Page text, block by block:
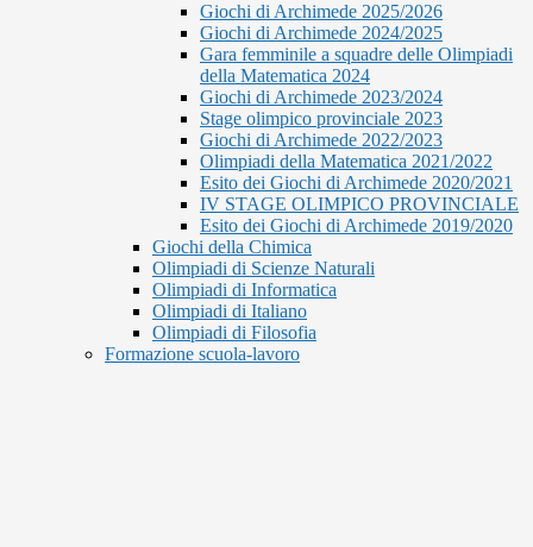
Giochi di Archimede 2025/2026
Giochi di Archimede 2024/2025
Gara femminile a squadre delle Olimpiadi
della Matematica 2024
Giochi di Archimede 2023/2024
Stage olimpico provinciale 2023
Giochi di Archimede 2022/2023
Olimpiadi della Matematica 2021/2022
Esito dei Giochi di Archimede 2020/2021
IV STAGE OLIMPICO PROVINCIALE
Esito dei Giochi di Archimede 2019/2020
Giochi della Chimica
Olimpiadi di Scienze Naturali
Olimpiadi di Informatica
Olimpiadi di Italiano
Olimpiadi di Filosofia
Formazione scuola-lavoro